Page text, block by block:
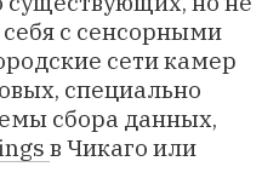
с сенсорными
сети камер
специально
сбора данных,
в Чикаго или